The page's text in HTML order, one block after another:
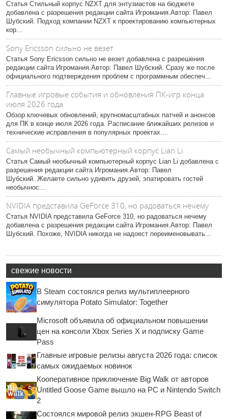
Статья Стильный корпус NZXT для энтузиастов на бюджете
добавлена с разрешения редакции сайта Игромания.Автор: Павел
Шубский. Подход компании NZXT к проектированию компьютерных
кор...
Sony Ericsson сильно не везет
Статья Sony Ericsson сильно не везет добавлена с разрешения
редакции сайта Игромания.Автор: Павел Шубский. Сразу же после
официального подтверждения проблем с программным обеспеч...
Главные игровые события и обновления ПК-игр конца
июля 2026 года
Обзор ключевых обновлений, крупномасштабных патчей и анонсов
для ПК в конце июля 2026 года. Расписание ближайших релизов и
технические исправления в популярных проектах....
Самый необычный компьютерный корпус Lian Li
Статья Самый необычный компьютерный корпус Lian Li добавлена с
разрешения редакции сайта Игромания.Автор: Павел
Шубский. Желаете сильно удивить друзей, эпатировать гостей
необычнос...
NVIDIA представила GeForce 310, но радоваться нечему
Статья NVIDIA представила GeForce 310, но радоваться нечему
добавлена с разрешения редакции сайта Игромания.Автор: Павел
Шубский. Похоже, NVIDIA никогда не надоест переименовывать...
свежие новости
В Steam состоялся релиз мультиплеерного
симулятора Potato Simulator: Together
Microsoft объявила об официальном повышении
цен на консоли Xbox Series X и подписку Game
Pass
Главные игровые релизы августа 2026 года: список
самых ожидаемых новинок
Кооперативное приключение Big Walk от авторов
Untitled Goose Game вышло на PC и Nintendo Switch
2
Состоялся мировой релиз экшен-RPG Beast of